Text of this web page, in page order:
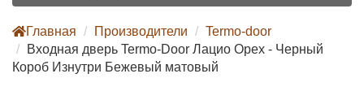
Главная Производители
Termo-door
Входная дверь Termo-Door Лацио Орех - Черный
Короб Изнутри Бежевый матовый